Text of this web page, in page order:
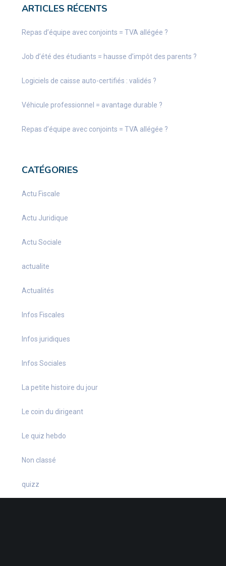
ARTICLES RÉCENTS
Repas d’équipe avec conjoints = TVA allégée ?
Job d’été des étudiants = hausse d’impôt des parents ?
Logiciels de caisse auto-certifiés : validés ?
Véhicule professionnel = avantage durable ?
Repas d’équipe avec conjoints = TVA allégée ?
CATÉGORIES
Actu Fiscale
Actu Juridique
Actu Sociale
actualite
Actualités
Infos Fiscales
Infos juridiques
Infos Sociales
La petite histoire du jour
Le coin du dirigeant
Le quiz hebdo
Non classé
quizz